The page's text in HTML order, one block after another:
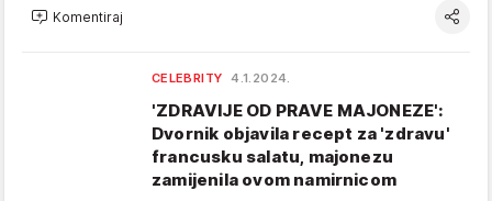
Komentiraj
CELEBRITY 4.1.2024.
'ZDRAVIJE OD PRAVE MAJONEZE':
Dvornik objavila recept za 'zdravu'
francusku salatu, majonezu
zamijenila ovom namirnicom